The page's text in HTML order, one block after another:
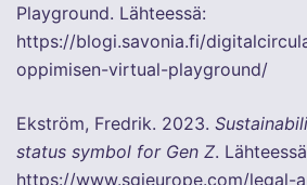
Playground. Lähteessä:
https://blogi.savonia.fi/
oppimisen-virtual-playground/
Ekström, Fredrik. 2023.
status symbol for Gen Z.
https://www.sgieurope.com/legal-